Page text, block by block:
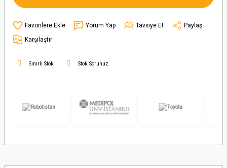
Yorum Yap Tavsiye Et
Paylaş
Karşılaştır
Sınırlı Stok Stok Sorunuz